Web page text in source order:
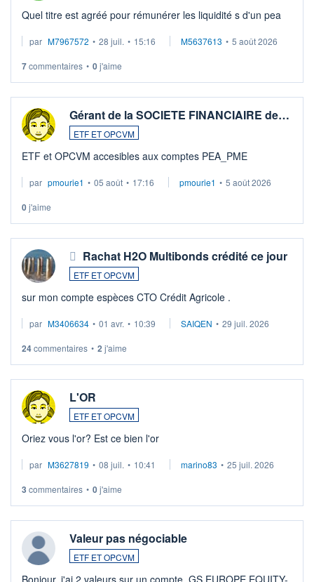
Quel titre est agréé pour rémunérer les liquidité s d'un pea
par M7967572 • 28 juil. • 15:16 M5637613 • 5 août 2026
7commentaires • 0j'aime
Gérant de la SOCIETE FINANCIAIRE de…
ETF ET OPCVM
ETF et OPCVM accesibles aux comptes PEA_PME
par pmourie1 • 05 août • 17:16 pmourie1 • 5 août 2026
0j'aime
Rachat H2O Multibonds crédité ce jour
ETF ET OPCVM
sur mon compte espèces CTO Crédit Agricole .
par M3406634 • 01 avr. • 10:39 SAIQEN • 29 juil. 2026
24commentaires • 2 j'aime
L'OR
ETF ET OPCVM
Oriez vous l'or? Est ce bien l'or
par M3627819 • 08 juil. • 10:41 marino83 • 25 juil. 2026
3 commentaires • 0j'aime
Valeur pas négociable
ETF ET OPCVM